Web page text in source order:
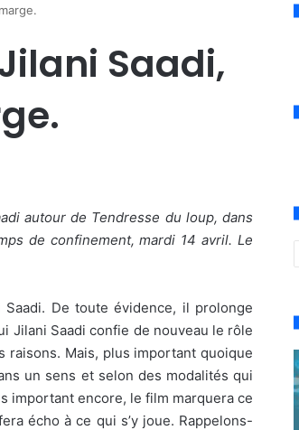
Saadi,
autour de Tendresse du loup, dans
de confinement, mardi 14 avril. Le
De toute évidence, il prolonge
Jilani Saadi confie de nouveau le rôle
raisons. Mais, plus important quoique
un sens et selon des modalités qui
important encore, le film marquera ce
écho à ce qui s’y joue. Rappelons-
|